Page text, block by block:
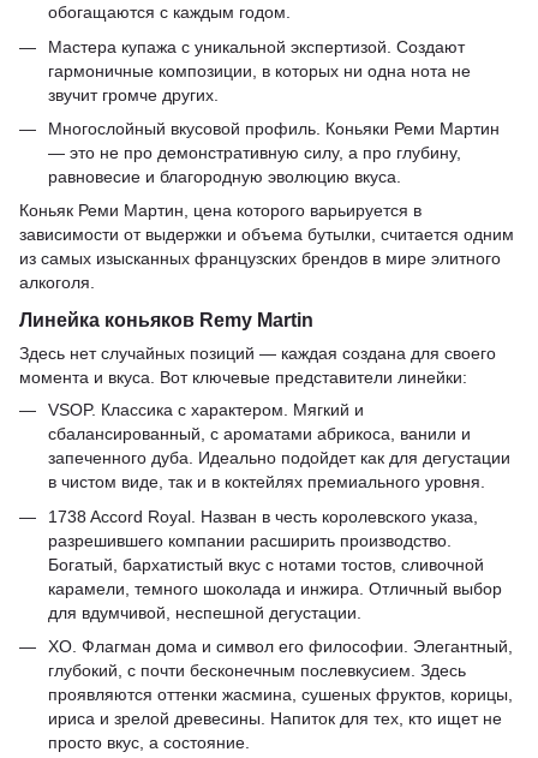
обогащаются с каждым годом.
Мастера купажа с уникальной экспертизой. Создают
гармоничные композиции, в которых ни одна нота не
звучит громче других.
Многослойный вкусовой профиль. Коньяки Реми Мартин
— это не про демонстративную силу, а про глубину,
равновесие и благородную эволюцию вкуса.
Коньяк Реми Мартин, цена которого варьируется в
зависимости от выдержки и объема бутылки, считается одним
из самых изысканных французских брендов в мире элитного
алкоголя.
Линейка коньяков Remy Martin
Здесь нет случайных позиций — каждая создана для своего
момента и вкуса. Вот ключевые представители линейки:
VSOP. Классика с характером. Мягкий и
сбалансированный, с ароматами абрикоса, ванили и
запеченного дуба. Идеально подойдет как для дегустации
в чистом виде, так и в коктейлях премиального уровня.
1738 Accord Royal. Назван в честь королевского указа,
разрешившего компании расширить производство.
Богатый, бархатистый вкус с нотами тостов, сливочной
карамели, темного шоколада и инжира. Отличный выбор
для вдумчивой, неспешной дегустации.
XO. Флагман дома и символ его философии. Элегантный,
глубокий, с почти бесконечным послевкусием. Здесь
проявляются оттенки жасмина, сушеных фруктов, корицы,
ириса и зрелой древесины. Напиток для тех, кто ищет не
просто вкус, а состояние.